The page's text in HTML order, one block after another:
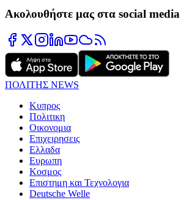
Ακολουθήστε μας στα social media
ΠΟΛΙΤΗΣ NEWS
Κυπρος
Πολιτικη
Οικονομια
Επιχειρησεις
Ελλαδα
Ευρωπη
Κοσμος
Επιστημη και Τεχνολογια
Deutsche Welle